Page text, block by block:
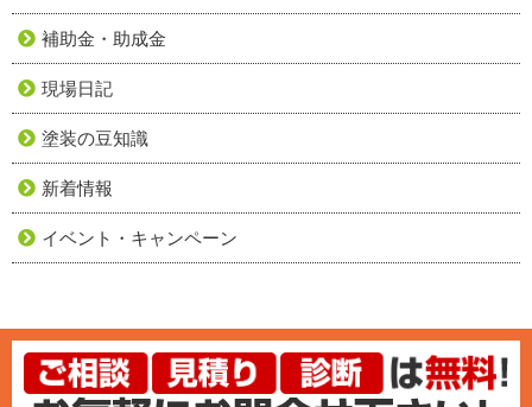
補助金・助成金
現場日記
塗装の豆知識
新着情報
イベント・キャンペーン